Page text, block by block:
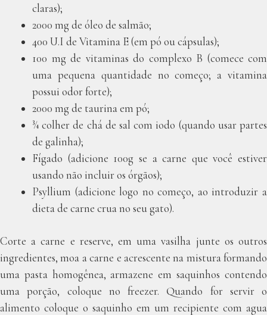
claras);
2000 mg de óleo de salmão;
400 U.I de Vitamina E (em pó ou cápsulas);
100 mg de vitaminas do complexo B (comece com
uma pequena quantidade no começo; a vitamina
possui odor forte);
2000 mg de taurina em pó;
¾ colher de chá de sal com iodo (quando usar partes
de galinha);
Fígado (adicione 100g se a carne que você estiver
usando não incluir os órgãos);
Psyllium (adicione logo no começo, ao introduzir a
dieta de carne crua no seu gato).
Corte a carne e reserve, em uma vasilha junte os outros
ingredientes, moa a carne e acrescente na mistura formando
uma pasta homogênea, armazene em saquinhos contendo
uma porção, coloque no freezer. Quando for servir o
alimento coloque o saquinho em um recipiente com agua